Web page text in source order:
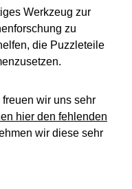
Werkzeug zur
zu
die Puzzleteile
wir uns sehr
hier den fehlenden
wir diese sehr